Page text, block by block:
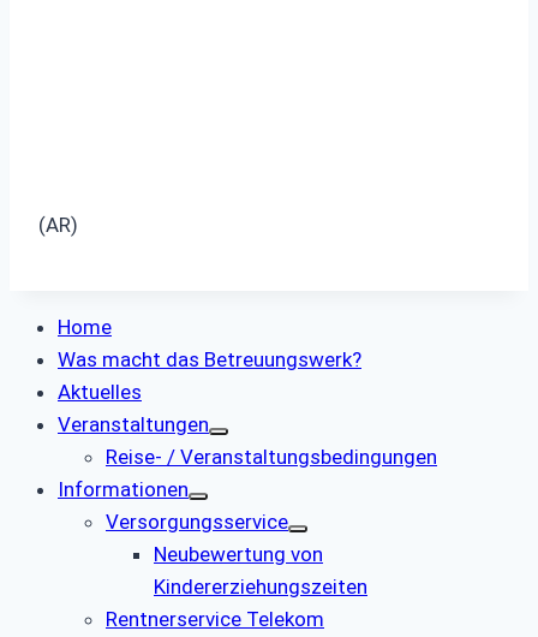
(AR)
Home
Was macht das Betreuungswerk?
Aktuelles
Veranstaltungen
Reise- / Veranstaltungsbedingungen
Informationen
Versorgungsservice
Neubewertung von
Kindererziehungszeiten
Rentnerservice Telekom